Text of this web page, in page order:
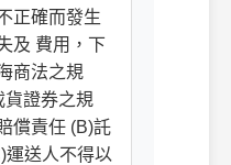
正確而發生
及 費用，下
商法之規
貨證券之規
償責任 (B)託
運送人不得以